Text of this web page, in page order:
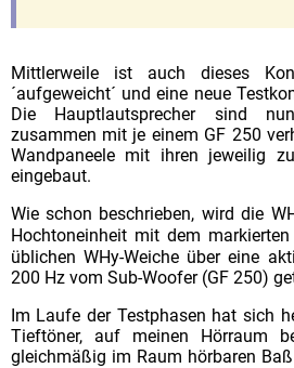
Mittlerweile ist auch dieses
´aufgeweicht´ und eine neue
Die Hauptlautsprecher sind
zusammen mit je einem GF 250
Wandpaneele mit ihren jeweilig
eingebaut.
Wie schon beschrieben, wird die
Hochtoneinheit mit dem markierten
üblichen WHy-Weiche über eine
200 Hz vom Sub-Woofer (GF 250)
Im Laufe der Testphasen hat sich
Tieftöner, auf meinen Hörraum
gleichmäßig im Raum hörbaren